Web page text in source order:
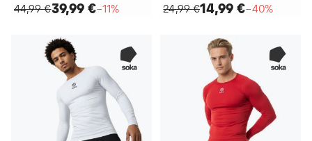
44,99 €39,99 €−11%
24,99 €14,99 €−40%